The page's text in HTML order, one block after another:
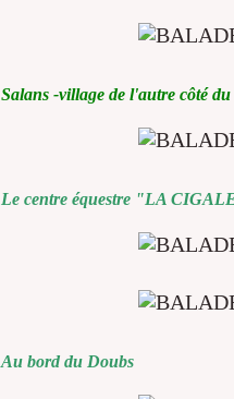
Salans -village de l'autre côté
Le centre équestre "LA
Au bord du Doubs